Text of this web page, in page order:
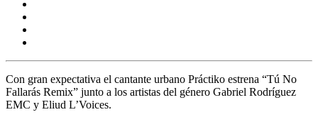
Con gran expectativa el cantante urbano Práctiko estrena “Tú No
Fallarás Remix” junto a los artistas del género Gabriel Rodríguez
EMC y Eliud L’Voices.